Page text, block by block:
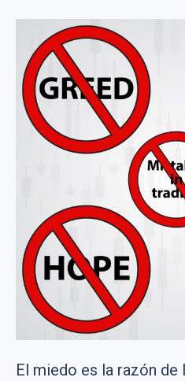
El miedo es la razón de